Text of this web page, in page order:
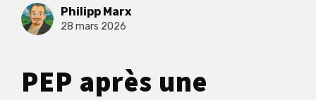
Philipp Marx
28 mars 2026
PEP après une